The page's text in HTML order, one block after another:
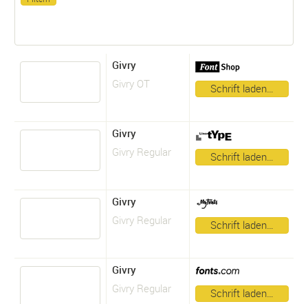
Givry
Givry OT
Schrift laden…
Givry
Givry Regular
Schrift laden…
Givry
Givry Regular
Schrift laden…
Givry
Givry Regular
Schrift laden…